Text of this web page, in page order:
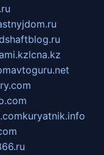
lcna.kz
avtoguru.net
kuryatnik.info